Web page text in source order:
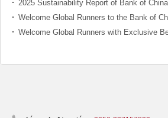
2025 Sustainability Report of Bank of
Welcome Global Runners to the Bank of
Welcome Global Runners with Exclusive